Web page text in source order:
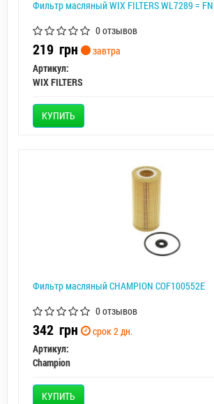
Фильтр масляный WIX FILTERS WL7289 =
0 отзывов
219 грн
завтра
Артикул:
WIX FILTERS
КУПИТЬ
Фильтр масляный CHAMPION COF100552E
0 отзывов
342 грн
срок 2 дн.
Артикул:
Champion
КУПИТЬ